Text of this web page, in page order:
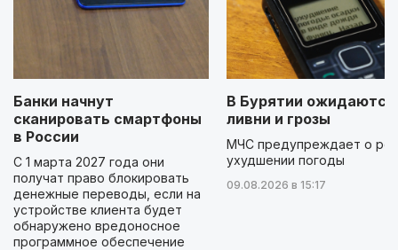
Банки начнут
сканировать смартфоны
в России
С 1 марта 2027 года они
получат право блокировать
денежные переводы, если на
устройстве клиента будет
обнаружено вредоносное
программное обеспечение
В Бурятии ожидаются
ливни и грозы
МЧС предупреждает о
ухудшении погоды
09.08.2026 в 15:17